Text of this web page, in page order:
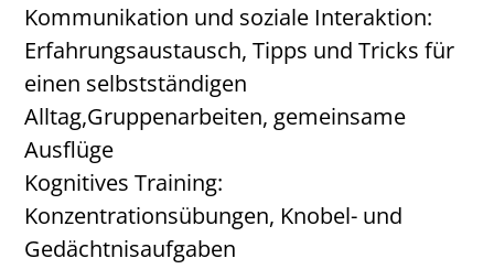
Kommunikation und soziale Interaktion:
Erfahrungsaustausch, Tipps und Tricks für
einen selbstständigen
Alltag,Gruppenarbeiten, gemeinsame
Ausflüge
Kognitives Training:
Konzentrationsübungen, Knobel- und
Gedächtnisaufgaben